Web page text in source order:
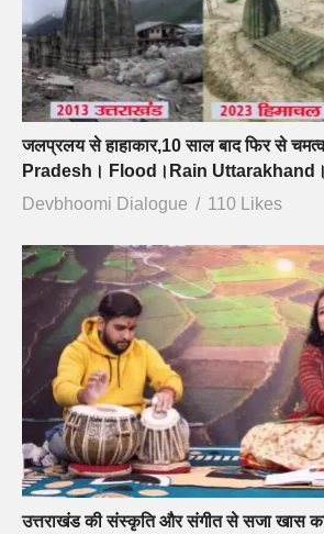
जलप्रलय से हाहाकार,10 साल बाद फिर से
Pradesh। Flood।Rain
Devbhoomi Dialogue
110 Likes
उत्तराखंड की संस्कृति और संगीत से सजा खास